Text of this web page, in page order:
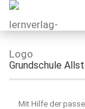
Grundschule
Mit Hilfe der